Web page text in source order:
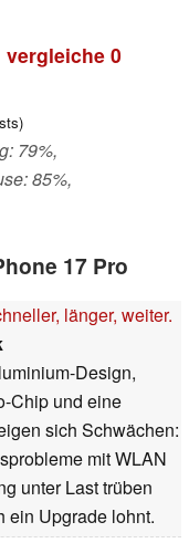
vergleiche 0
79%,
85%,
17 Pro
länger, weiter.
Design,
Chip und eine
sich Schwächen:
mit WLAN
unter Last trüben
ein Upgrade lohnt.